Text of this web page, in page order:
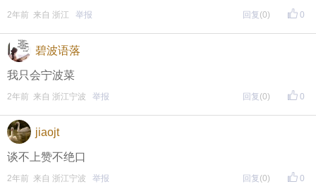
即可查看https://bbs.cnool.net/10733168.html
• 友情提醒
恶意灌水/答非所问，视为无效
未在规定时间内回复，视为无效
0
2年前 来自 浙江 举报 回复 (0)
碧波语落
我只会宁波菜
0
2年前 来自 浙江宁波 举报 回复 (0)
jiaojt
谈不上赞不绝口
0
2年前 来自 浙江宁波 举报 回复 (0)